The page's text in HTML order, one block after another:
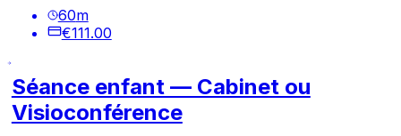
60m
€111.00
Séance enfant — Cabinet ou
Visioconférence